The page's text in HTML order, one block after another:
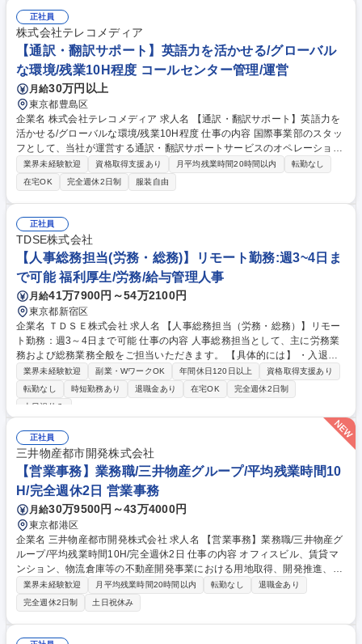
正社員
株式会社テレコメディア
【通訳・翻訳サポート】英語力を活かせる/グローバル
な環境/残業10H程度 コールセンター管理/運営
月給30万円以上
東京都豊島区
企業名 株式会社テレコメディア 求人名 【通訳・翻訳サポート】英語力を
活かせる/グローバルな環境/残業10H程度 仕事の内容 国際事業部のスタッ
フとして、当社が運営する通訳・翻訳サポートサービスのオペレーション
全般をお任せいたします。事業拡大に伴う急募ポジションとして、1月ま
での入社が可能な方を募集いたします。 【業務内容例】■通訳・翻訳サポ
ートサービスに関するオペレーション業務（電話・メールなど）■クライ
アント先へのメール・電話などのやり取り 等 【教育体制】入社後、2日間
ほどは座学研修やオフィス・部門見学を実施。まずは、当社への理解を深
めていただきます。その後、1か月間、人事部による業務研修を経て、現
場配属となります。未経験でも安心して活躍できるよう、フォロー体制が
充実しております！ 募集職種 【通訳・翻訳サポート】英語力を活かせる/
グローバルな環境/残業10H程度
業界未経験歓迎 資格取得支援あり 月平均残業時間20時間以内
転勤なし
在宅OK
完全週休2日制 服装自由
正社員
TDSE株式会社
【人事総務担当(労務・総務)】リモート勤務:週3~4日ま
で可能 福利厚生/労務/給与管理人事
月給41万7900円～54万2100円
東京都新宿区
企業名 ＴＤＳＥ株式会社 求人名 【人事総務担当（労務・総務）】リモー
ト勤務：週3～4日まで可能 仕事の内容 人事総務担当として、主に労務業
務および総務業務全般をご担当いただきます。 【具体的には】 ・入退社
手続き、社会保険手続きのアウトソース先管理・調整などの労務手続き関
連業務 ・勤怠管理、給与計算、人事データの入力・更新、社員情報管理業
務 ・健康診断対応業務、安全衛生管理のサポート業務 ・人事制度、福利
画、運用のサポート業務 など 募集職種 【人事総務担当（労務・総務）】
リモート勤務：週3～4日まで可能
業界未経験歓迎 副業・WワークOK 年間休日120日以上
資格取得支援あり
転勤なし
時短勤務あり 退職金あり 在宅OK
完全週休2日制
土日祝休み
正社員
三井物産都市開発株式会社
【営業事務】業務職/三井物産グループ/平均残業時間10
H/完全週休2日 営業事務
月給30万9500円～43万4000円
東京都港区
企業名 三井物産都市開発株式会社 求人名 【営業事務】業務職/三井物産グ
ループ/平均残業時間10H/完全週休2日 仕事の内容 オフィスビル、賃貸マ
ンション、物流倉庫等の不動産開発事業における用地取得、開発推進、賃
貸運営、売却、仲介・活用提案等を行う営業部門において事務業務を担当
いただきます。 【詳細】・契約書管理、契約書製本、捺印対応、ファイリ
ング、登記簿取得、調書取得・支払業務（各種費用支払、支払管理、請
求・支払データ登録、取引先マスター申請対応）・予算作成及び予実管
理・各種稟議書、報告書作成業務・各種台帳管理、交際費・会議費支払報
業界未経験歓迎 月平均残業時間20時間以内 転勤なし
退職金あり
完全週休2日制
土日祝休み